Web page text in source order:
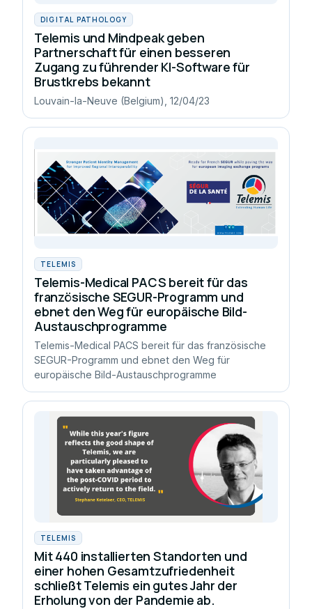
DIGITAL PATHOLOGY
Telemis und Mindpeak geben
Partnerschaft für einen besseren
Zugang zu führender KI-Software für
Brustkrebs bekannt
Louvain-la-Neuve (Belgium), 12/04/23
TELEMIS
Telemis-Medical PACS bereit für das
französische SEGUR-Programm und
ebnet den Weg für europäische Bild-
Austauschprogramme
Telemis-Medical PACS bereit für das französische
SEGUR-Programm und ebnet den Weg für
europäische Bild-Austauschprogramme
TELEMIS
Mit 440 installierten Standorten und
einer hohen Gesamtzufriedenheit
schließt Telemis ein gutes Jahr der
Erholung von der Pandemie ab.